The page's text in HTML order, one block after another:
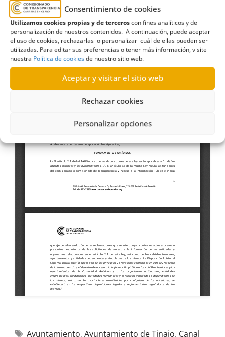
Consentimiento de cookies
Utilizamos cookies propias y de terceroscon fines analíticos y de
personalización de nuestros contenidos. A continuación, puede aceptar
el uso de cookies, rechazarlas o personalizar cuál de ellas pueden ser
utilizadas. Para editar sus preferencias o tener más información, visite
nuestra Política de cookiesde nuestro sitio web.
Aceptar y visitar el sitio web
Rechazar cookies
Personalizar opciones
Ayuntamiento, Ayuntamiento de Tinajo, Canal